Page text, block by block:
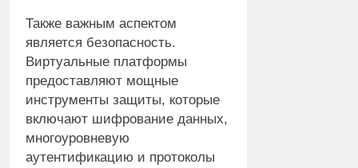
Также важным аспектом
является безопасность.
Виртуальные платформы
предоставляют мощные
инструменты защиты, которые
включают шифрование данных,
многоуровневую
аутентификацию и протоколы